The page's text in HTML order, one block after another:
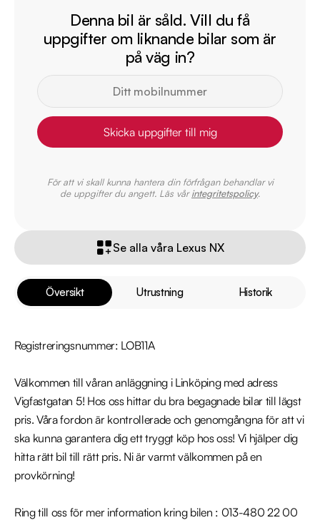
Översikt Utrustning Historik
Registreringsnummer: LOB11A
Välkommen till våran anläggning i Linköping med adress
Vigfastgatan 5! Hos oss hittar du bra begagnade bilar till lägst
pris. Våra fordon är kontrollerade och genomgångna för att vi
ska kunna garantera dig ett tryggt köp hos oss! Vi hjälper dig
hitta rätt bil till rätt pris. Ni är varmt välkommen på en
provkörning!
Ring till oss för mer information kring bilen : 013-480 22 00
Denna bil är såld. Vill du få
uppgifter om liknande bilar som är
på väg in?
Skicka uppgifter till mig
För att vi skall kunna hantera din förfrågan behandlar vi
de uppgifter du angett. Läs vårintegritetspolicy.
Se alla våra Lexus NX